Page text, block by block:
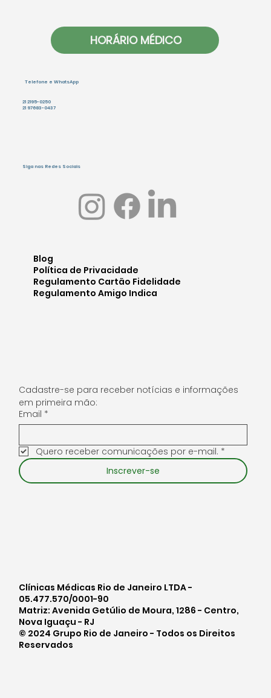
Blog
Política de Privacidade
Regulamento Cartão Fidelidade
Regulamento Amigo Indica
Clínicas Médicas Rio de Janeiro LTDA -
05.477.570/0001-90
Matriz: Avenida Getúlio de Moura, 1286 - Centro,
Nova Iguaçu - RJ
© 2024 Grupo Rio de Janeiro - Todos os Direitos
Reservados
Cadastre-se para receber notícias e informações
em primeira mão:
Email *
Quero receber comunicações por e-mail. *
Inscrever-se
HORÁRIO MÉDICO
Telefone e WhatsApp
21 2195-0250
21 97683-0437
Siga nas Redes Sociais